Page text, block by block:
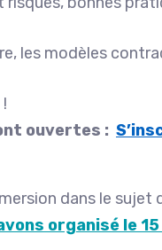
les modèles
ouvertes :
dans le
organisé le